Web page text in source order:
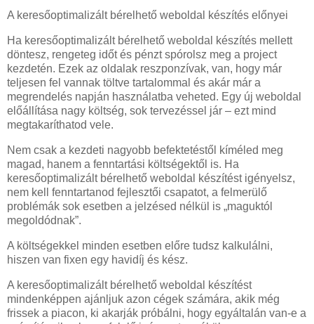
A keresőoptimalizált bérelhető weboldal készítés előnyei
Ha keresőoptimalizált bérelhető weboldal készítés mellett
döntesz, rengeteg időt és pénzt spórolsz meg a project
kezdetén. Ezek az oldalak reszponzívak, van, hogy már
teljesen fel vannak töltve tartalommal és akár már a
megrendelés napján használatba veheted. Egy új weboldal
előállítása nagy költség, sok tervezéssel jár – ezt mind
megtakaríthatod vele.
Nem csak a kezdeti nagyobb befektetéstől kíméled meg
magad, hanem a fenntartási költségektől is. Ha
keresőoptimalizált bérelhető weboldal készítést igényelsz,
nem kell fenntartanod fejlesztői csapatot, a felmerülő
problémák sok esetben a jelzésed nélkül is „maguktól
megoldódnak”.
A költségekkel minden esetben előre tudsz kalkulálni,
hiszen van fixen egy havidíj és kész.
A keresőoptimalizált bérelhető weboldal készítést
mindenképpen ajánljuk azon cégek számára, akik még
frissek a piacon, ki akarják próbálni, hogy egyáltalán van-e a